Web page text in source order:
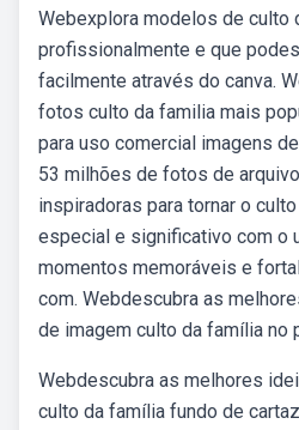
Webexplora modelos de culto
profissionalmente e que
facilmente através do canva.
fotos culto da familia mais
para uso comercial imagens
53 milhões de fotos de
inspiradoras para tornar o
especial e significativo com o
momentos memoráveis e
com. Webdescubra as
de imagem culto da família no
Webdescubra as melhores
culto da família fundo de